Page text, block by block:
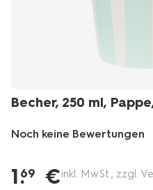
Becher, 250 ml,
Noch keine Bewertungen
de/party-
geschenkideen/party-
1.
69 €inkl. MwSt., zzgl.